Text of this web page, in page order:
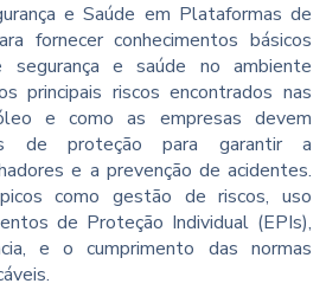
e Saúde em Plataformas de
fornecer conhecimentos básicos
e saúde no ambiente
principais riscos encontrados nas
e como as empresas devem
de proteção para garantir a
e a prevenção de acidentes.
como gestão de riscos, uso
de Proteção Individual (EPIs),
e o cumprimento das normas